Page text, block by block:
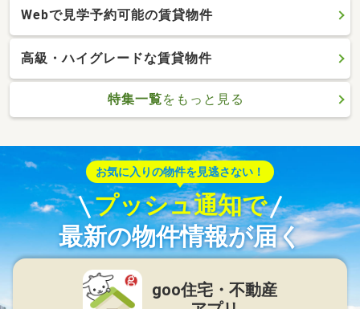
Webで見学予約可能の賃貸物件
高級・ハイグレードな賃貸物件
特集一覧をもっと見る
お気に入りの物件を見逃さない！
プッシュ通知で
最新の物件情報が届く
goo住宅・不動産